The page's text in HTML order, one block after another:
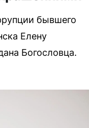
бывшего
Елену
Богословца.